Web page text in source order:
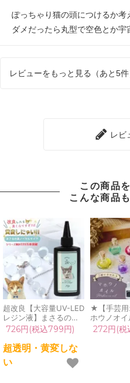
ぽっちゃり猫の頭につけるか
ダメだったら丸型で空色とか宇
レビューをもっと見る（あと5件
レビ
この商品
こんな商品
超改良【大容量UV-LED
レジン液】まさるの涙
ver.03 超透明 70g 初心
者 作家 コーティング
ハード 黄変しない 高品
質 クリア 猫 UVレジン
液 安い おすすめ
726円(税込799円)
超透明・黄変しな
い
★【手芸用
ホウノオ
ータイプ
ラー 魔法
272円(税